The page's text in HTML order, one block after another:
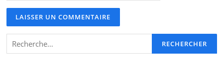
Rechercher :